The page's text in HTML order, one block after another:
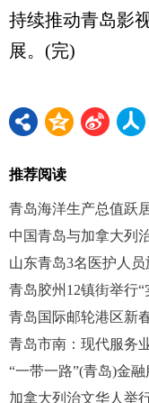
持续推动青岛影
展。(完)
推荐阅读
青岛海洋生产总值跃
中国青岛与加拿大列
山东青岛3名医护人
青岛胶州12镇街举行
青岛国际邮轮港区新
青岛市南：现代服务
“一带一路”(青岛)金